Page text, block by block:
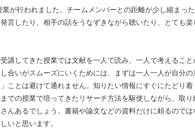
が行われました。チームメンバーとの距離が少し縮まっ
言したり、相手の話をうなずきながら聴いたり、とても
講してきた授業では文献を一人で読み、一人で考えるこ
合いがスムーズにいくためには、まずは一人一人が自分
ことは避けて通れません。知りたい情報にすぐにたどり
での授業で培ってきたリサーチ方法を駆使しながら、取
んあるでしょう。書籍や論文などの資料だけに頼るのでは
いと思います。